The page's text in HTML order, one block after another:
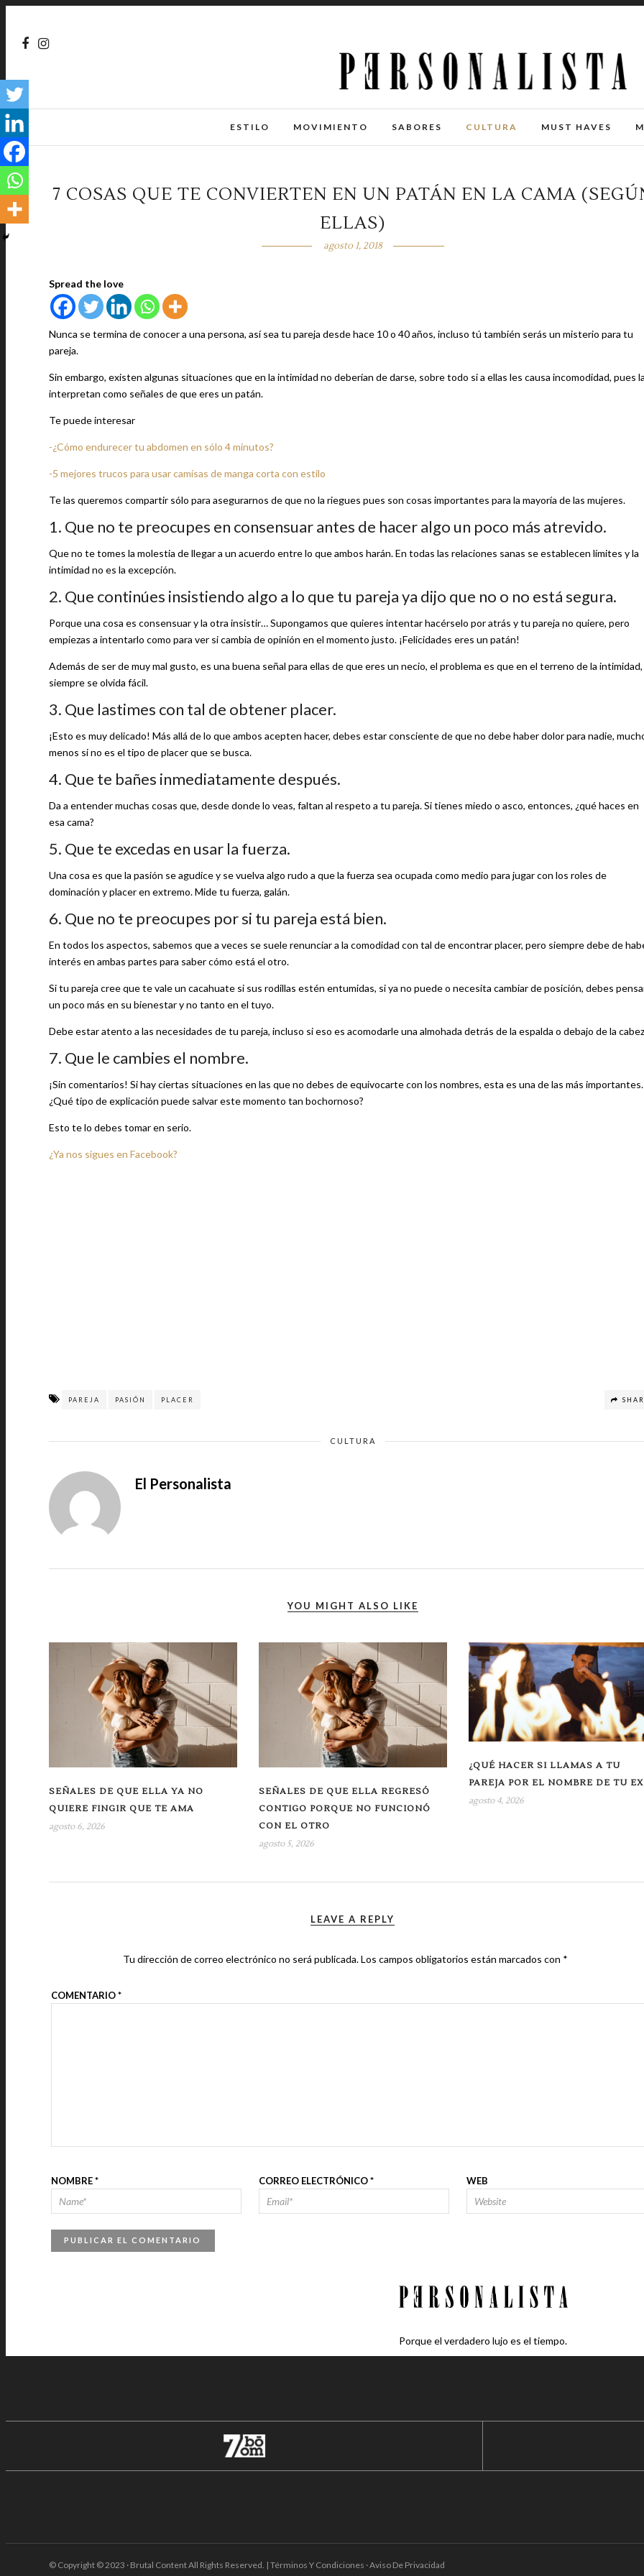
ESTILO MOVIMIENTO SABORES CULTURA MUST HAVES
7 COSAS QUE TE CONVIERTEN EN UN PATÁN EN LA CAMA
ELLAS)
agosto 1, 2018
Spread the love
Nunca se termina de conocer a una persona, así sea tu pareja desde hace 10 o 40 años, incluso tú también serás un misterio para tu
pareja.
Sin embargo, existen algunas situaciones que en la intimidad no deberían de darse, sobre todo si a ellas les causa incomodidad, pues
interpretan como señales de que eres un patán.
Te puede interesar
-¿Cómo endurecer tu abdomen en sólo 4 minutos?
-5 mejores trucos para usar camisas de manga corta con estilo
Te las queremos compartir sólo para asegurarnos de que no la riegues pues son cosas importantes para la mayoría de las mujeres.
1. Que no te preocupes en consensuar antes de hacer algo un poco más atrevido.
Que no te tomes la molestia de llegar a un acuerdo entre lo que ambos harán. En todas las relaciones sanas se establecen límites y la
intimidad no es la excepción.
2. Que continúes insistiendo algo a lo que tu pareja ya dijo que no o no está segura.
Porque una cosa es consensuar y la otra insistir… Supongamos que quieres intentar hacérselo por atrás y tu pareja no quiere, pero
empiezas a intentarlo como para ver si cambia de opinión en el momento justo. ¡Felicidades eres un patán!
Además de ser de muy mal gusto, es una buena señal para ellas de que eres un necio, el problema es que en el terreno de la
siempre se olvida fácil.
3. Que lastimes con tal de obtener placer.
¡Esto es muy delicado! Más allá de lo que ambos acepten hacer, debes estar consciente de que no debe haber dolor para nadie,
menos si no es el tipo de placer que se busca.
4. Que te bañes inmediatamente después.
Da a entender muchas cosas que, desde donde lo veas, faltan al respeto a tu pareja. Si tienes miedo o asco, entonces, ¿qué haces en
esa cama?
5. Que te excedas en usar la fuerza.
Una cosa es que la pasión se agudice y se vuelva algo rudo a que la fuerza sea ocupada como medio para jugar con los roles de
dominación y placer en extremo. Mide tu fuerza, galán.
6. Que no te preocupes por si tu pareja está bien.
En todos los aspectos, sabemos que a veces se suele renunciar a la comodidad con tal de encontrar placer, pero siempre debe de
interés en ambas partes para saber cómo está el otro.
Si tu pareja cree que te vale un cacahuate si sus rodillas estén entumidas, si ya no puede o necesita cambiar de posición, debes
un poco más en su bienestar y no tanto en el tuyo.
Debe estar atento a las necesidades de tu pareja, incluso si eso es acomodarle una almohada detrás de la espalda o debajo de la
7. Que le cambies el nombre.
¡Sin comentarios! Si hay ciertas situaciones en las que no debes de equivocarte con los nombres, esta es una de las más importantes.
¿Qué tipo de explicación puede salvar este momento tan bochornoso?
Esto te lo debes tomar en serio.
¿Ya nos sigues en Facebook?
PAREJA PASIÓN PLACER
CULTURA
El Personalista
YOU MIGHT ALSO LIKE
SEÑALES DE QUE ELLA YA NO
QUIERE FINGIR QUE TE AMA
agosto 6, 2026
SEÑALES DE QUE ELLA REGRESÓ
CONTIGO PORQUE NO FUNCIONÓ
CON EL OTRO
agosto 5, 2026
¿QUÉ HACER SI LLAMAS A TU
PAREJA POR EL NOMBRE DE TU
agosto 4, 2026
LEAVE A REPLY
Tu dirección de correo electrónico no será publicada.Los campos obligatorios están marcados con *
COMENTARIO*
NOMBRE* CORREO ELECTRÓNICO* WEB
Porque el verdadero lujo es el tiempo.
© Copyright © 2023 · Brutal Content All Rights Reserved. | Términos Y Condiciones · Aviso De Privacidad